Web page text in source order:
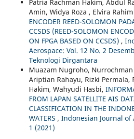
Patria Rachman Hakim, Abdul
Amin, Widya Roza , Elvira Rahim
ENCODER REED-SOLOMON
CCSDS (REED-SOLOMON
ON FPGA BASED ON CCSDS) ,
Aerospace: Vol. 12 No. 2
Teknologi Dirgantara
Muazam Nugroho,
Ariptian Rahayu, Rizki Permala,
Hakim, Wahyudi Hasbi,
FROM LAPAN SATELLITE AIS
CLASSIFICATION IN THE
WATERS , Indonesian Journal of
1 (2021)